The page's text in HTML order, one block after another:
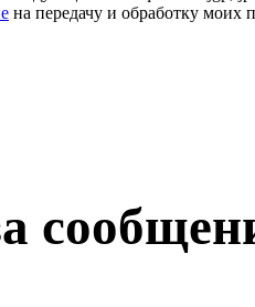
на передачу и обработку